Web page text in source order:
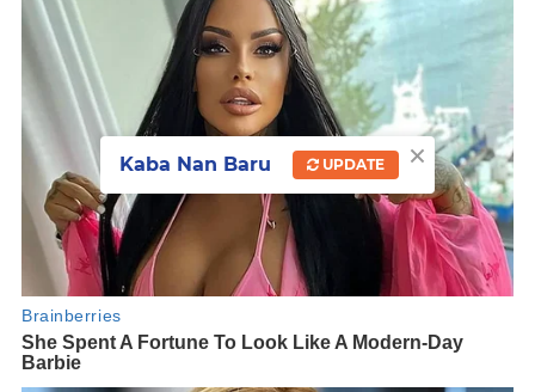
×
Kaba Nan Baru UPDATE